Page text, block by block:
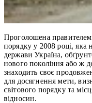
Проголошена правителем
порядку у 2008 році, яка
держави Україна,
нового покоління або ж
знаходить своє
для досягнення мети,
світового порядку та
відносин.